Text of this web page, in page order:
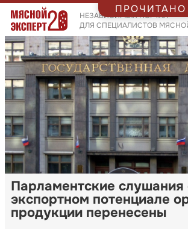
НЕЗАВИСИМЫЙ ПОРТАЛ
ДЛЯ СПЕЦИАЛИСТОВ
Парламентские слушания
экспортном потенциале
продукции перенесены
ПРОЧИТАНО